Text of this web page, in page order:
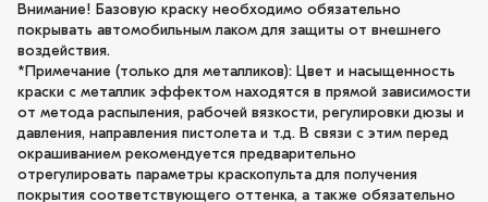
Внимание! Базовую краску необходимо обязательно
покрывать автомобильным лаком для защиты от внешнего
воздействия.
*Примечание (только для металликов): Цвет и насыщенность
краски с металлик эффектом находятся в прямой зависимости
от метода распыления, рабочей вязкости, регулировки дюзы и
давления, направления пистолета и т.д. В связи с этим перед
окрашиванием рекомендуется предварительно
отрегулировать параметры краскопульта для получения
покрытия соответствующего оттенка, а также обязательно